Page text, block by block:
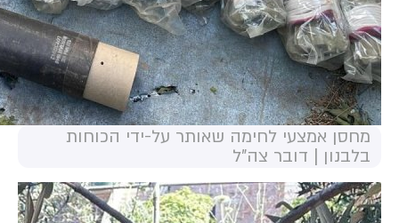
מחסן אמצעי לחימה שאותר על-ידי הכוחות
בלבנון | דובר צה"ל